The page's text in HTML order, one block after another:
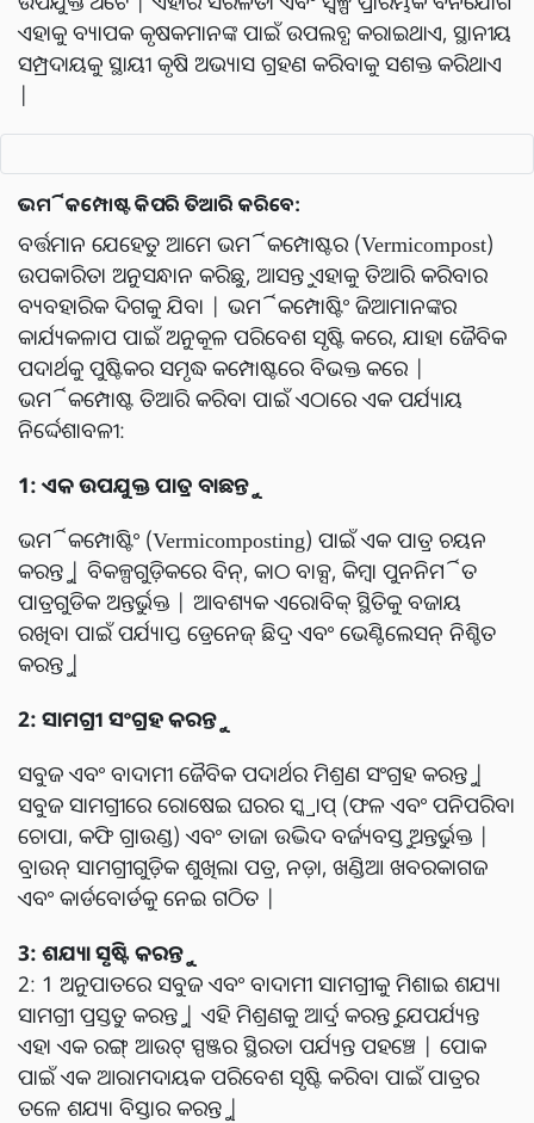
ଏହାକୁ ବ୍ୟାପକ କୃଷକମାନଙ୍କ ପାଇଁ ଉପଲବ୍ଧ କରାଇଥାଏ, ସ୍ଥାନୀୟ
ସମ୍ପ୍ରଦାୟକୁ ସ୍ଥାୟୀ କୃଷି ଅଭ୍ୟାସ ଗ୍ରହଣ କରିବାକୁ ସଶକ୍ତ କରିଥାଏ
|
ଭର୍ମିକମ୍ପୋଷ୍ଟ କିପରି ତିଆରି କରିବେ:
ବର୍ତ୍ତମାନ ଯେହେତୁ ଆମେ ଭର୍ମିକମ୍ପୋଷ୍ଟର (Vermicompost)
ଉପକାରିତା ଅନୁସନ୍ଧାନ କରିଛୁ, ଆସନ୍ତୁ ଏହାକୁ ତିଆରି କରିବାର
ବ୍ୟବହାରିକ ଦିଗକୁ ଯିବା | ଭର୍ମିକମ୍ପୋଷ୍ଟିଂ ଜିଆମାନଙ୍କର
କାର୍ଯ୍ୟକଳାପ ପାଇଁ ଅନୁକୂଳ ପରିବେଶ ସୃଷ୍ଟି କରେ, ଯାହା ଜୈବିକ
ପଦାର୍ଥକୁ ପୁଷ୍ଟିକର ସମୃଦ୍ଧ କମ୍ପୋଷ୍ଟରେ ବିଭକ୍ତ କରେ |
ଭର୍ମିକମ୍ପୋଷ୍ଟ ତିଆରି କରିବା ପାଇଁ ଏଠାରେ ଏକ ପର୍ଯ୍ୟାୟ
ନିର୍ଦ୍ଦେଶାବଳୀ:
1: ଏକ ଉପଯୁକ୍ତ ପାତ୍ର ବାଛନ୍ତୁ
ଭର୍ମିକମ୍ପୋଷ୍ଟିଂ (Vermicomposting) ପାଇଁ ଏକ ପାତ୍ର ଚୟନ
କରନ୍ତୁ | ବିକଳ୍ପଗୁଡ଼ିକରେ ବିନ୍, କାଠ ବାକ୍ସ, କିମ୍ବା ପୁନନିର୍ମିତ
ପାତ୍ରଗୁଡିକ ଅନ୍ତର୍ଭୁକ୍ତ | ଆବଶ୍ୟକ ଏରୋବିକ୍ ସ୍ଥିତିକୁ ବଜାୟ
ରଖିବା ପାଇଁ ପର୍ଯ୍ୟାପ୍ତ ଡ୍ରେନେଜ୍ ଛିଦ୍ର ଏବଂ ଭେଣ୍ଟିଲେସନ୍ ନିଶ୍ଚିତ
କରନ୍ତୁ |
2: ସାମଗ୍ରୀ ସଂଗ୍ରହ କରନ୍ତୁ
ସବୁଜ ଏବଂ ବାଦାମୀ ଜୈବିକ ପଦାର୍ଥର ମିଶ୍ରଣ ସଂଗ୍ରହ କରନ୍ତୁ |
ସବୁଜ ସାମଗ୍ରୀରେ ରୋଷେଇ ଘରର ସ୍କ୍ରାପ୍ (ଫଳ ଏବଂ ପନିପରିବା
ଚୋପା, କଫି ଗ୍ରାଉଣ୍ଡ) ଏବଂ ତାଜା ଉଦ୍ଭିଦ ବର୍ଜ୍ୟବସ୍ତୁ ଅନ୍ତର୍ଭୁକ୍ତ |
ବ୍ରାଉନ୍ ସାମଗ୍ରୀଗୁଡ଼ିକ ଶୁଖିଲା ପତ୍ର, ନଡ଼ା, ଖଣ୍ଡିଆ ଖବରକାଗଜ
ଏବଂ କାର୍ଡବୋର୍ଡକୁ ନେଇ ଗଠିତ |
3: ଶଯ୍ୟା ସୃଷ୍ଟି କରନ୍ତୁ
2: 1 ଅନୁପାତରେ ସବୁଜ ଏବଂ ବାଦାମୀ ସାମଗ୍ରୀକୁ ମିଶାଇ ଶଯ୍ୟା
ସାମଗ୍ରୀ ପ୍ରସ୍ତୁତ କରନ୍ତୁ | ଏହି ମିଶ୍ରଣକୁ ଆର୍ଦ୍ର କରନ୍ତୁ ଯେପର୍ଯ୍ୟନ୍ତ
ଏହା ଏକ ରଙ୍ଗ୍ ଆଉଟ୍ ସ୍ପଞ୍ଜର ସ୍ଥିରତା ପର୍ଯ୍ୟନ୍ତ ପହଞ୍ଚେ | ପୋକ
ପାଇଁ ଏକ ଆରାମଦାୟକ ପରିବେଶ ସୃଷ୍ଟି କରିବା ପାଇଁ ପାତ୍ରର
ତଳେ ଶଯ୍ୟା ବିସ୍ତାର କରନ୍ତୁ |